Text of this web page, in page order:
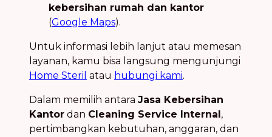
kebersihan rumah dan kantor
(Google Maps).
Untuk informasi lebih lanjut atau memesan
layanan, kamu bisa langsung mengunjungi
Home Steril atau hubungi kami.
Dalam memilih antara Jasa Kebersihan
Kantor dan Cleaning Service Internal ,
pertimbangkan kebutuhan, anggaran, dan